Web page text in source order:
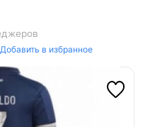
Добавить в избранное